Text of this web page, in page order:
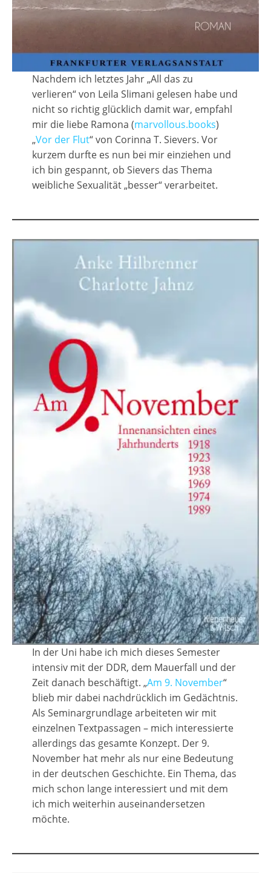
Nachdem ich letztes Jahr „All das zu
verlieren“ von Leila Slimani gelesen habe und
nicht so richtig glücklich damit war, empfahl
mir die liebe Ramona (marvollous.books)
„Vor der Flut“ von Corinna T. Sievers. Vor
kurzem durfte es nun bei mir einziehen und
ich bin gespannt, ob Sievers das Thema
weibliche Sexualität „besser“ verarbeitet.
In der Uni habe ich mich dieses Semester
intensiv mit der DDR, dem Mauerfall und der
Zeit danach beschäftigt. „Am 9. November“
blieb mir dabei nachdrücklich im Gedächtnis.
Als Seminargrundlage arbeiteten wir mit
einzelnen Textpassagen – mich interessierte
allerdings das gesamte Konzept. Der 9.
November hat mehr als nur eine Bedeutung
in der deutschen Geschichte. Ein Thema, das
mich schon lange interessiert und mit dem
ich mich weiterhin auseinandersetzen
möchte.